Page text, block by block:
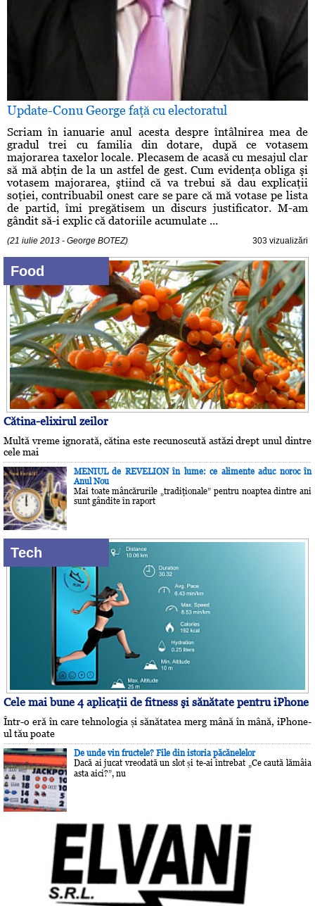
Update-Conu George faţă cu electoratul
Scriam în ianuarie anul acesta despre întâlnirea mea de
gradul trei cu familia din dotare, după ce votasem
majorarea taxelor locale. Plecasem de acasă cu mesajul clar
să mă abţin de la un astfel de gest. Cum evidenţa obliga şi
votasem majorarea, ştiind că va trebui să dau explicaţii
soţiei, contribuabil onest care se pare că mă votase pe lista
de partid, îmi pregătisem un discurs justificator. M-am
gândit să-i explic că datoriile acumulate ...
(21 iulie 2013 - George BOTEZ) 303 vizualizări
Food
Cătina-elixirul zeilor
Multă vreme ignorată, cătina este recunoscută astăzi drept unul dintre
cele mai
MENIUL de REVELION în lume: ce alimente aduc noroc în
Anul Nou
Mai toate mâncărurile „tradiţionale” pentru noaptea dintre ani
sunt gândite în raport
Tech
Cele mai bune 4 aplicaţii de fitness şi sănătate pentru iPhone
Într-o eră în care tehnologia și sănătatea merg mână în mână, iPhone-
ul tău poate
De unde vin fructele? File din istoria păcănelelor
Dacă ai jucat vreodată un slot și te-ai întrebat „Ce caută lămâia
asta aici?”, nu